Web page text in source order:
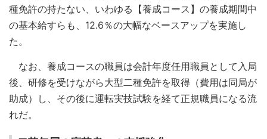
種免許の持たない、いわゆる【養成コース】の養成期間中
の基本給すらも、12.6％の大幅なベースアップを実施し
た。
なお、養成コースの職員は会計年度任用職員として入局
後、研修を受けながら大型二種免許を取得（費用は同局が
助成）し、その後に運転実技試験を経て正規職員になる流
れだ。